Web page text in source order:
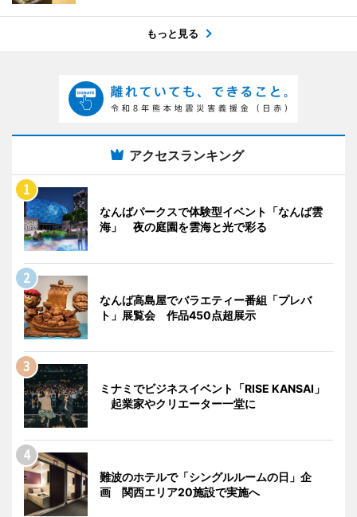
もっと見る
アクセスランキング
なんばパークスで体験型イベント「なんば雲
海」 夜の庭園を雲海と光で彩る
なんば高島屋でバラエティー番組「プレバ
ト」展覧会 作品450点超展示
ミナミでビジネスイベント「RISE KANSAI」
起業家やクリエーター一堂に
難波のホテルで「シングルルームの日」企
画 関西エリア20施設で実施へ